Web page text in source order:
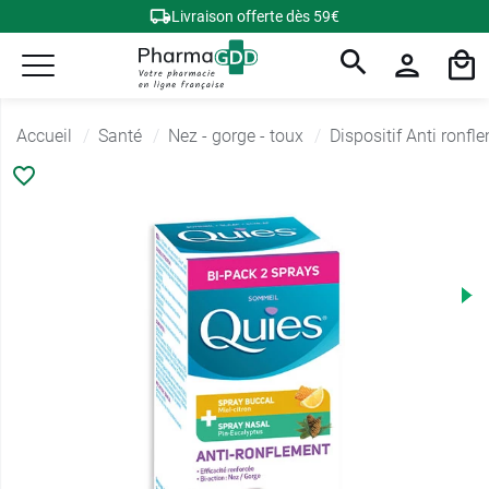
Livraison offerte dès 59€
Accueil Santé Nez - gorge - toux Dispositif Anti